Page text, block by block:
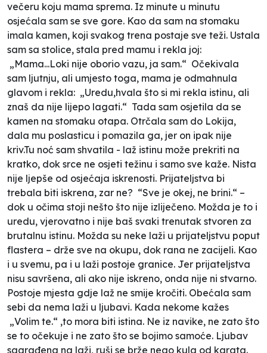
večeru koju mama sprema. Iz minute u minutu
osjećala sam se sve gore. Kao da sam na stomaku
imala kamen, koji svakog trena postaje sve teži. Ustala
sam sa stolice, stala pred mamu i rekla joj:
„Mama...Loki nije oborio vazu, ja sam.“ Očekivala
sam ljutnju, ali umjesto toga, mama je odmahnula
glavom i rekla: „Uredu,hvala što si mi rekla istinu, ali
znaš da nije lijepo lagati.“ Tada sam osjetila da se
kamen na stomaku otapa. Otrčala sam do Lokija,
dala mu poslasticu i pomazila ga, jer on ipak nije
kriv.Tu noć sam shvatila - laž istinu može prekriti na
kratko, dok srce ne osjeti težinu i samo sve kaže. Nista
nije ljepše od osjećaja iskrenosti. Prijateljstva bi
trebala biti iskrena, zar ne? “Sve je okej, ne brini.“ –
dok u očima stoji nešto što nije izliječeno. Možda je to i
uredu, vjerovatno i nije baš svaki trenutak stvoren za
brutalnu istinu. Možda su neke laži u prijateljstvu poput
flastera – drže sve na okupu, dok rana ne zacijeli. Kao
i u svemu, pa i u laži postoje granice. Jer prijateljstva
nisu savršena, ali ako nije iskreno, onda nije ni stvarno.
Postoje mjesta gdje laž ne smije kročiti. Obećala sam
sebi da nema laži u ljubavi. Kada nekome kažes
„Volim te.“ ,to mora biti istina. Ne iz navike, ne zato što
se to očekuje i ne zato što se bojimo samoće. Ljubav
sagrađena na laži, ruši se brže nego kula od karata.